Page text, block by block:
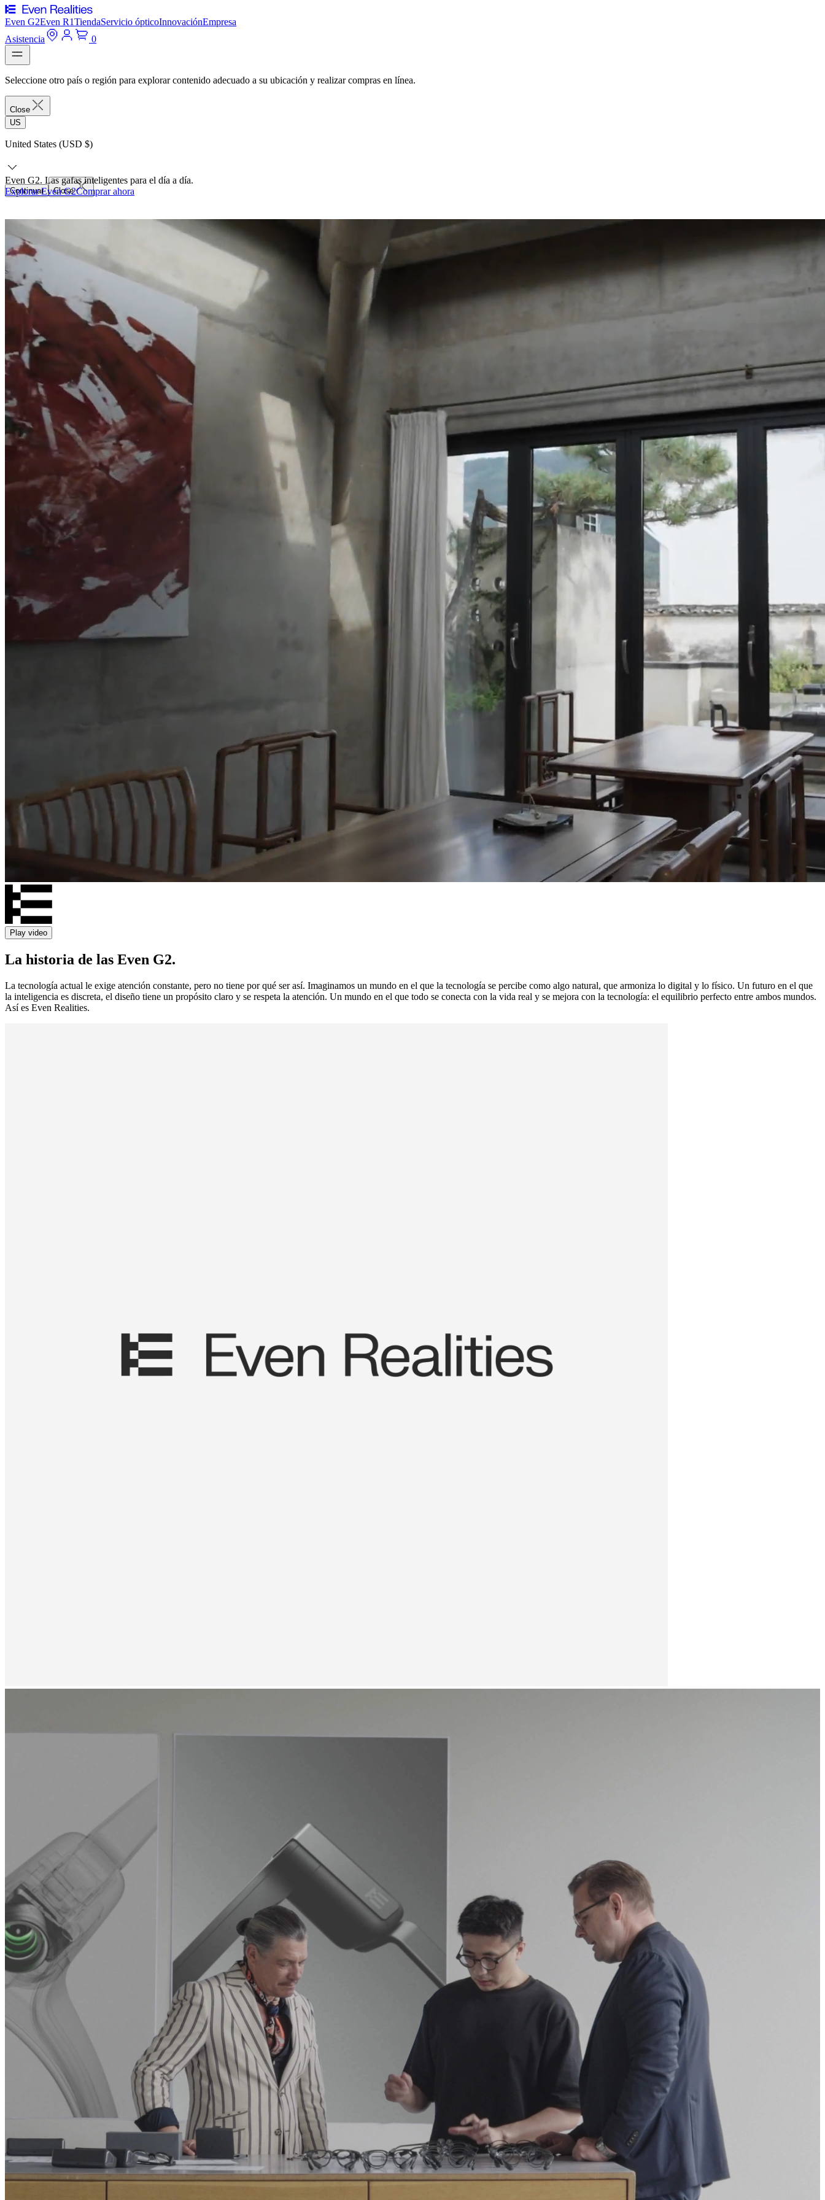
Even G2Even R1TiendaServicio ópticoInnovaciónEmpresa
Asistencia
0
Seleccione otro país o región para explorar contenido adecuado a su ubicación y realizar compras en línea.
Close
US
United States (USD $)
Continuar Close
Even G2. Las gafas inteligentes para el día a día.
Explorar Even G2Comprar ahora
Play video
La historia de las Even G2.
La tecnología actual le exige atención constante, pero no tiene por qué ser así. Imaginamos un mundo en el que la tecnología se percibe como algo natural, que armoniza lo digital y lo físico. Un futuro en el que
la inteligencia es discreta, el diseño tiene un propósito claro y se respeta la atención. Un mundo en el que todo se conecta con la vida real y se mejora con la tecnología: el equilibrio perfecto entre ambos mundos.
Así es Even Realities.